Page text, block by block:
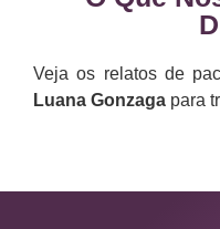
Veja os relatos de
Luana Gonzaga para